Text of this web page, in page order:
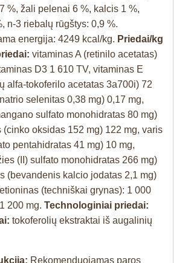
%, žali pelenai 6 %, kalcis 1 %,
n-3 riebalų rūgštys: 0,9 %.
energija: 4249 kcal/kg. Priedai/kg
vitaminas A (retinilo acetatas)
D3 1 610 TV, vitaminas E
alfa-tokoferilo acetatas 3a700i) 72
selenitas 0,38 mg) 0,17 mg,
sulfato monohidratas 80 mg)
(cinko oksidas 152 mg) 122 mg, varis
pentahidratas 41 mg) 10 mg,
(II) sulfato monohidratas 266 mg)
(bevandenis kalcio jodatas 2,1 mg)
(techniškai grynas): 1 000
200 mg. Technologiniai priedai:
tokoferolių ekstraktai iš augalinių
Rekomenduojamas paros